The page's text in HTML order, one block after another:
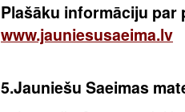
Plašāku informāciju par
www.jauniesusaeima.lv
5.Jauniešu Saeimas